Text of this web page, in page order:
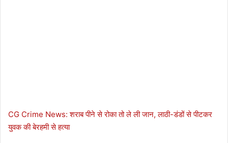
CG Crime News: शराब पीने से रोका तो ले ली जान, लाठी-डंडों से पीटकर
युवक की बेरहमी से हत्या